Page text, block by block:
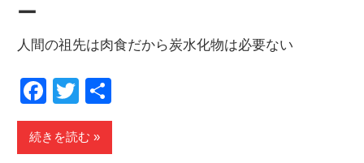
ー
人間の祖先は肉食だから炭水化物は必要ない
Facebook
Twitter
有
続きを読む